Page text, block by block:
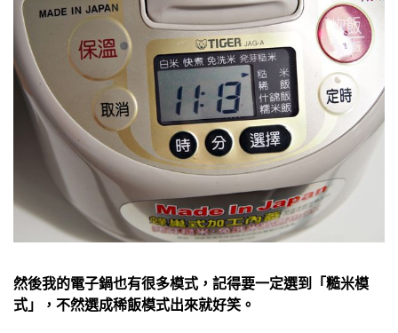
然後我的電子鍋也有很多模式，記得要一定選到「糙米模
式」，不然選成稀飯模式出來就好笑。